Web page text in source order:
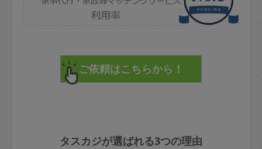
タスカジが選ばれる3つの理由